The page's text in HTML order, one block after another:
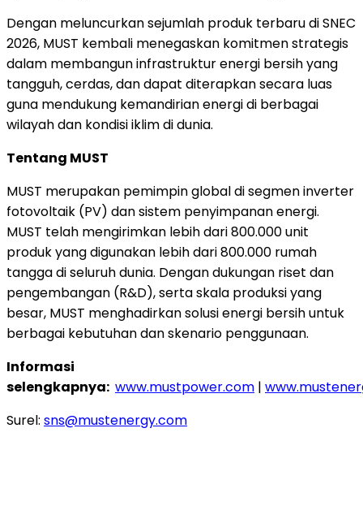
Dengan meluncurkan sejumlah produk terbaru di SNEC
2026, MUST kembali menegaskan komitmen strategis
dalam membangun infrastruktur energi bersih yang
tangguh, cerdas, dan dapat diterapkan secara luas
guna mendukung kemandirian energi di berbagai
wilayah dan kondisi iklim di dunia.
Tentang MUST
MUST merupakan pemimpin global di segmen inverter
fotovoltaik (PV) dan sistem penyimpanan energi.
MUST telah mengirimkan lebih dari 800.000 unit
produk yang digunakan lebih dari 800.000 rumah
tangga di seluruh dunia. Dengan dukungan riset dan
pengembangan (R&D), serta skala produksi yang
besar, MUST menghadirkan solusi energi bersih untuk
berbagai kebutuhan dan skenario penggunaan.
Informasi
selengkapnya: www.mustpower.com |
Surel: sns@mustenergy.com